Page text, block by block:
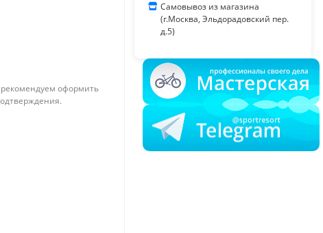
оформить
Самовывоз из магазина
(г.Москва, Эльдорадовский пер.
д.5)